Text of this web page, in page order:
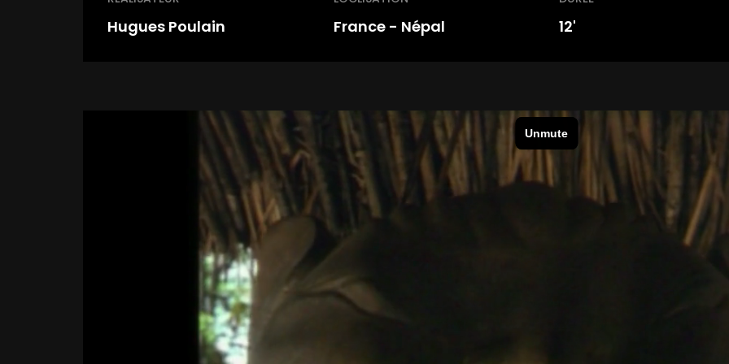
Hugues Poulain France - Népal 12'